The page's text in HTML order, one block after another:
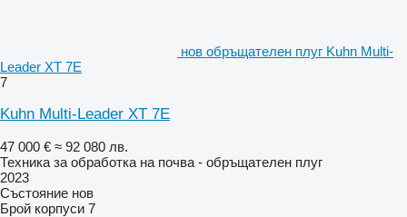
нов обръщателен плуг Kuhn Multi-
Leader XT 7E
7
Kuhn Multi-Leader XT 7E
47 000 € ≈ 92 080 лв.
Техника за обработка на почва - обръщателен плуг
2023
Състояние нов
Брой корпуси 7